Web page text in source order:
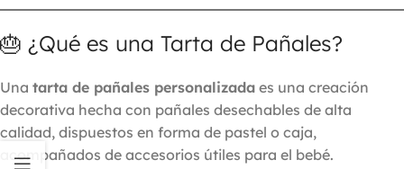
🎂 ¿Qué es una Tarta de Pañales?
Una tarta de pañales personalizada es una creación
decorativa hecha con pañales desechables de alta
calidad, dispuestos en forma de pastel o caja,
acompañados de accesorios útiles para el bebé.